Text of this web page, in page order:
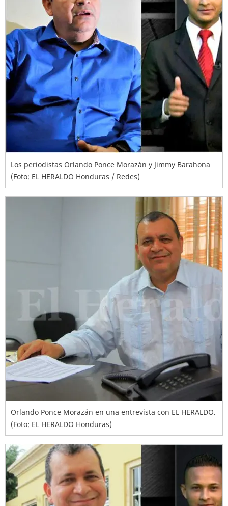
Los periodistas Orlando Ponce Morazán y Jimmy Barahona
(Foto: EL HERALDO Honduras / Redes)
Orlando Ponce Morazán en una entrevista con EL HERALDO.
(Foto: EL HERALDO Honduras)